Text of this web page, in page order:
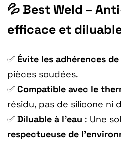
💦 Best Weld –
efficace et diluable
✅ Évite les adhérences
pièces soudées.
✅ Compatible avec le
résidu, pas de silicone ni
✅ Diluable à l’eau : Une
respectueuse de